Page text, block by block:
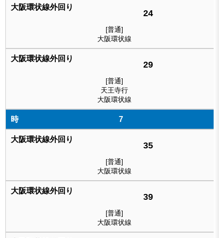
24
[普通]
大阪環状線
29
[普通]
天王寺行
大阪環状線
7
35
[普通]
大阪環状線
39
[普通]
大阪環状線